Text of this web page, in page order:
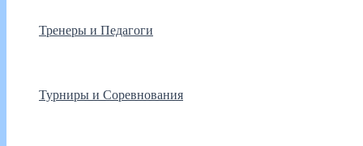
Тренеры и Педагоги
Турниры и Соревнования